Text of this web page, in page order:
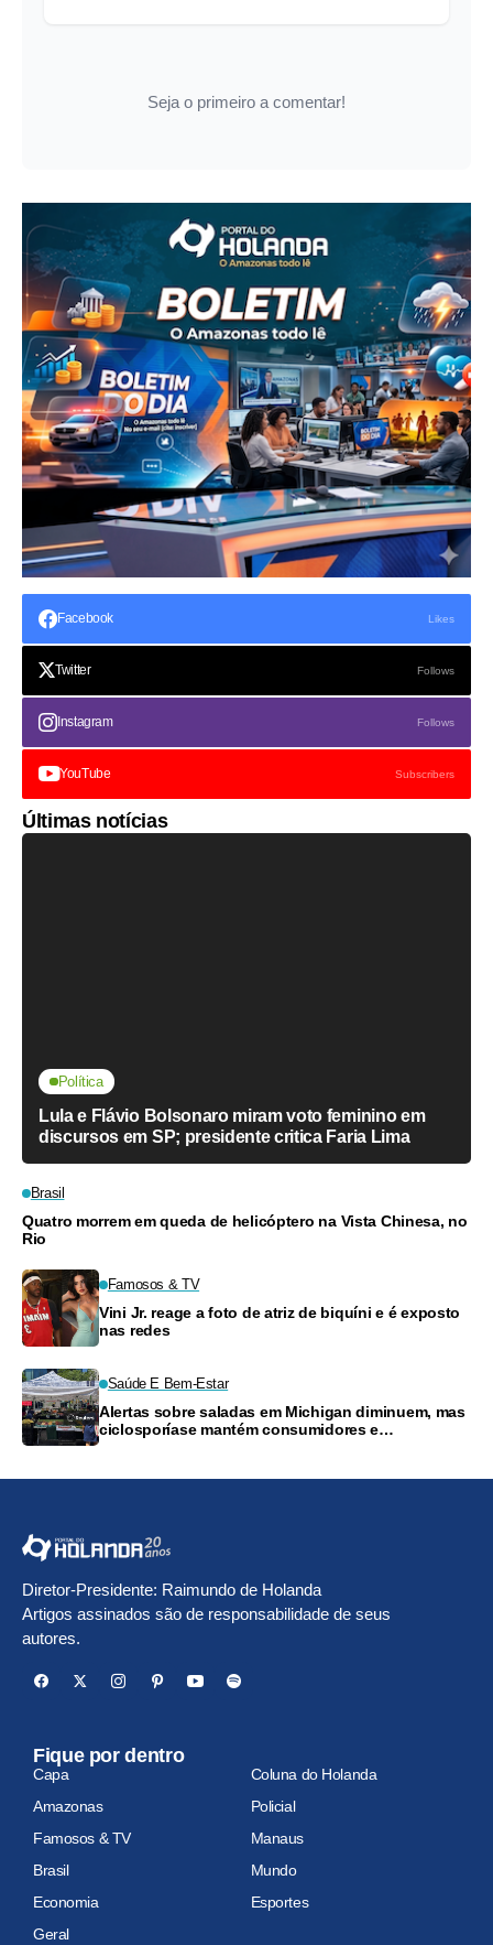
Seja o primeiro a comentar!
Facebook Likes
Twitter Follows
Instagram Follows
YouTube Subscribers
Últimas notícias
Política
Lula e Flávio Bolsonaro miram voto feminino em
discursos em SP; presidente critica Faria Lima
Brasil
Quatro morrem em queda de helicóptero na Vista Chinesa, no
Rio
Famosos & TV
Vini Jr. reage a foto de atriz de biquíni e é exposto
nas redes
Saúde E Bem-Estar
Alertas sobre saladas em Michigan diminuem, mas
ciclosporíase mantém consumidores e
Diretor-Presidente: Raimundo de Holanda
Artigos assinados são de responsabilidade de seus
autores.
Fique por dentro
Capa
Coluna do Holanda
Amazonas
Policial
Famosos & TV
Manaus
Brasil
Mundo
Economia
Esportes
Geral